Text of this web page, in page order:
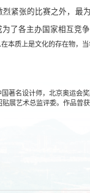
紧张的比赛之外，最
了各主办国家相互竞
本质上是文化的存在物，
著名设计师，北京奥运会
展艺术总监评委。作品曾